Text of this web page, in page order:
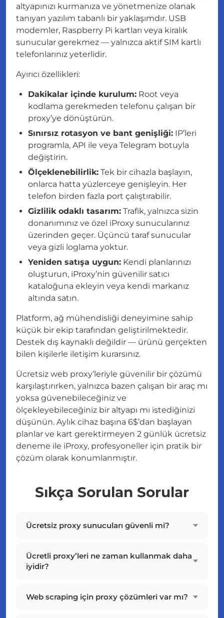
altyapınızı kurmanıza ve yönetmenize olanak
tanıyan yazılım tabanlı bir yaklaşımdır. USB
modemler, Raspberry Pi kartları veya kiralık
sunucular gerekmez — yalnızca aktif SIM kartlı
telefonlarınız yeterlidir.
Ayırıcı özellikleri:
Dakikalar içinde kurulum: Root veya
kodlama gerekmeden telefonu çalışan bir
proxy’ye dönüştürün.
Sınırsız rotasyon ve bant genişliği: IP’leri
programla, API ile veya Telegram botuyla
değiştirin.
Ölçeklenebilirlik: Tek bir cihazla başlayın,
onlarca hatta yüzlerceye genişleyin. Her
telefon birden fazla port çalıştırabilir.
Gizlilik odaklı tasarım: Trafik, yalnızca sizin
donanımınız ve özel iProxy sunucularınız
üzerinden geçer. Üçüncü taraf sunucular
veya gizli loglama yoktur.
Yeniden satışa uygun: Kendi planlarınızı
oluşturun, iProxy’nin güvenilir satıcı
kataloğuna ekleyin veya kendi markanız
altında satın.
Platform, ağ mühendisliği deneyimine sahip
küçük bir ekip tarafından geliştirilmektedir.
Destek dış kaynaklı değildir — ürünü gerçekten
bilen kişilerle iletişim kurarsınız.
Ücretsiz web proxy’leriyle güvenilir bir çözümü
karşılaştırırken, yalnızca bazen çalışan bir araç mı
yoksa güvenebileceğiniz ve
ölçekleyebileceğiniz bir altyapı mı istediğinizi
düşünün. Aylık cihaz başına 6$’dan başlayan
planlar ve kart gerektirmeyen 2 günlük ücretsiz
deneme ile iProxy, profesyoneller için pratik bir
çözüm olarak konumlanmıştır.
Sıkça Sorulan Sorular
Ücretsiz proxy sunucuları güvenli mi?
Ücretli proxy’leri ne zaman kullanmak daha
iyidir?
Web scraping için proxy çözümleri var mı?